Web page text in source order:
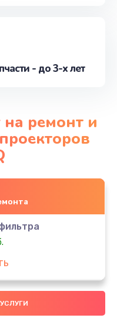
- до 3-х лет
на ремонт и